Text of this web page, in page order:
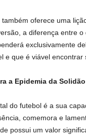
oferece uma
a diferença entre
exclusivamente
e que é viável encontrar
a Epidemia da Solidão
do futebol é a sua
comemora e
possui um valor